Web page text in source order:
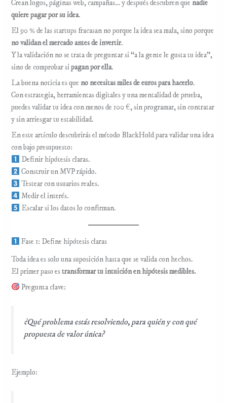
Crean logos, páginas web, campañas… y después descubren que nadie
quiere pagar por su idea.
El 90 % de las startups fracasan no porque la idea sea mala, sino porque
no validan el mercado antes de invertir.
Y la validación no se trata de preguntar si “a la gente le gusta tu idea”,
sino de comprobar sipagan por ella.
La buena noticia es que no necesitas miles de euros para hacerlo.
Con estrategia, herramientas digitales y una mentalidad de prueba,
puedes validar tu idea con menos de 100 €, sin programar, sin contratar
y sin arriesgar tu estabilidad.
En este artículo descubrirás el método BlackHold para validar una idea
con bajo presupuesto:
Definir hipótesis claras.
Construir un MVP rápido.
Testear con usuarios reales.
Medir el interés.
Escalar si los datos lo confirman.
Fase 1: Define hipótesis claras
Toda idea es solo una suposición hasta que se valida con hechos.
El primer paso estransformar tu intuición en hipótesis medibles.
Pregunta clave:
¿Qué problema estás resolviendo, para quién y con qué
propuesta de valor única?
Ejemplo: